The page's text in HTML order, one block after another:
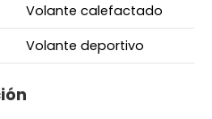
Volante calefactado
Volante deportivo